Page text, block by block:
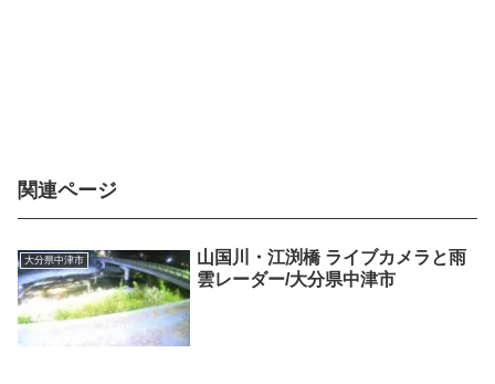
関連ページ
大分県中津市
山国川・江渕橋 ライブカメラと雨
雲レーダー/大分県中津市